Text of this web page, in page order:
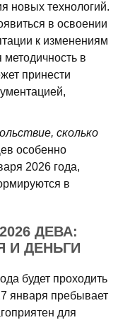
новых технологий.
в освоении
к изменениям
в
принести
сколько
особенно
2026 года,
в
ДЕВА:
И ДЕНЬГИ
будет проходить
января пребывает
для